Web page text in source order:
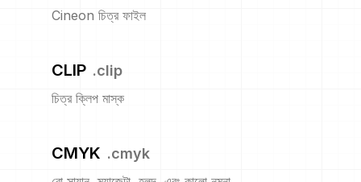
Cineon চিত্র ফাইল
CLIP .clip
চিত্র ক্লিপ মাস্ক
CMYK .cmyk